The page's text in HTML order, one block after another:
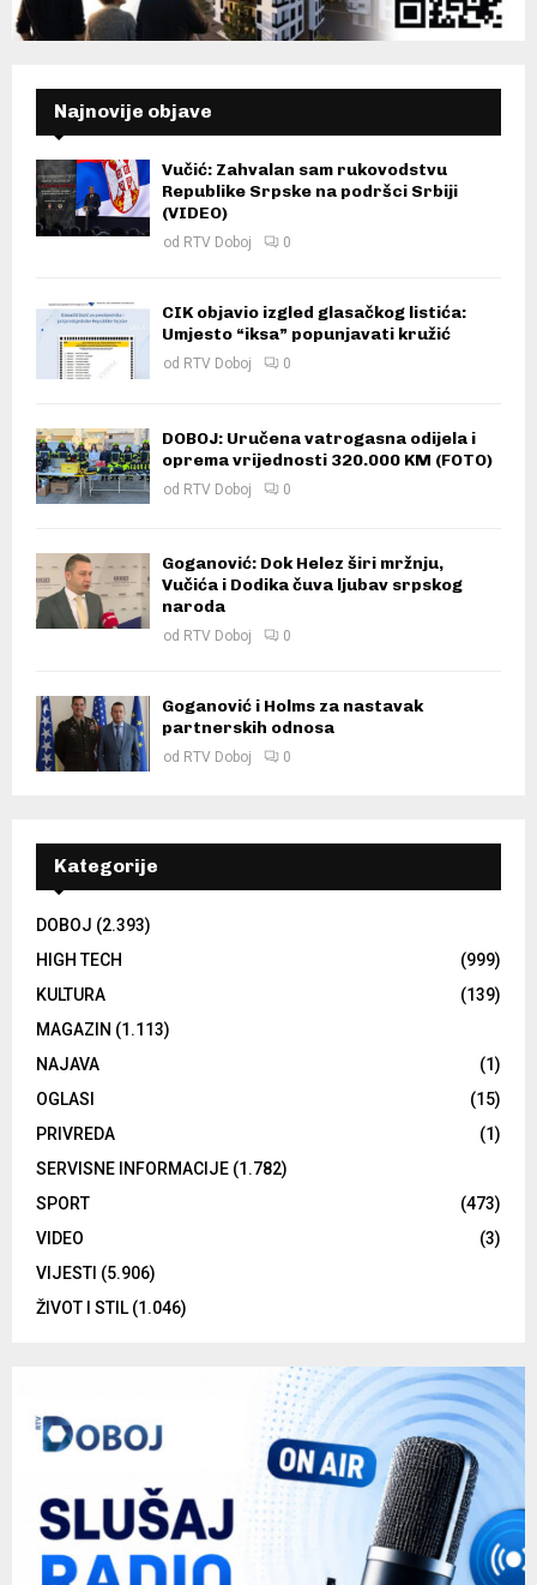
Najnovije objave
Vučić: Zahvalan sam rukovodstvu
Republike Srpske na podršci Srbiji
(VIDEO)
od RTV Doboj 0
CIK objavio izgled glasačkog listića:
Umjesto “iksa” popunjavati kružić
od RTV Doboj 0
DOBOJ: Uručena vatrogasna odijela i
oprema vrijednosti 320.000 KM (FOTO)
od RTV Doboj 0
Goganović: Dok Helez širi mržnju,
Vučića i Dodika čuva ljubav srpskog
naroda
od RTV Doboj 0
Goganović i Holms za nastavak
partnerskih odnosa
od RTV Doboj 0
Kategorije
DOBOJ (2.393)
HIGH TECH
(999)
KULTURA
(139)
MAGAZIN (1.113)
NAJAVA
(1)
OGLASI
(15)
PRIVREDA
(1)
SERVISNE INFORMACIJE (1.782)
SPORT
(473)
VIDEO
(3)
VIJESTI (5.906)
ŽIVOT I STIL(1.046)